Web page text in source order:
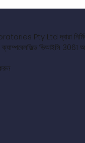
বর্ধিত বৃদ্ধি সম্পর্কিত
টমেটো গাছের জিনের
Pty Ltd দ্বারা
ক্যাম্পবেলফিল্ড ভিআইসি 3061